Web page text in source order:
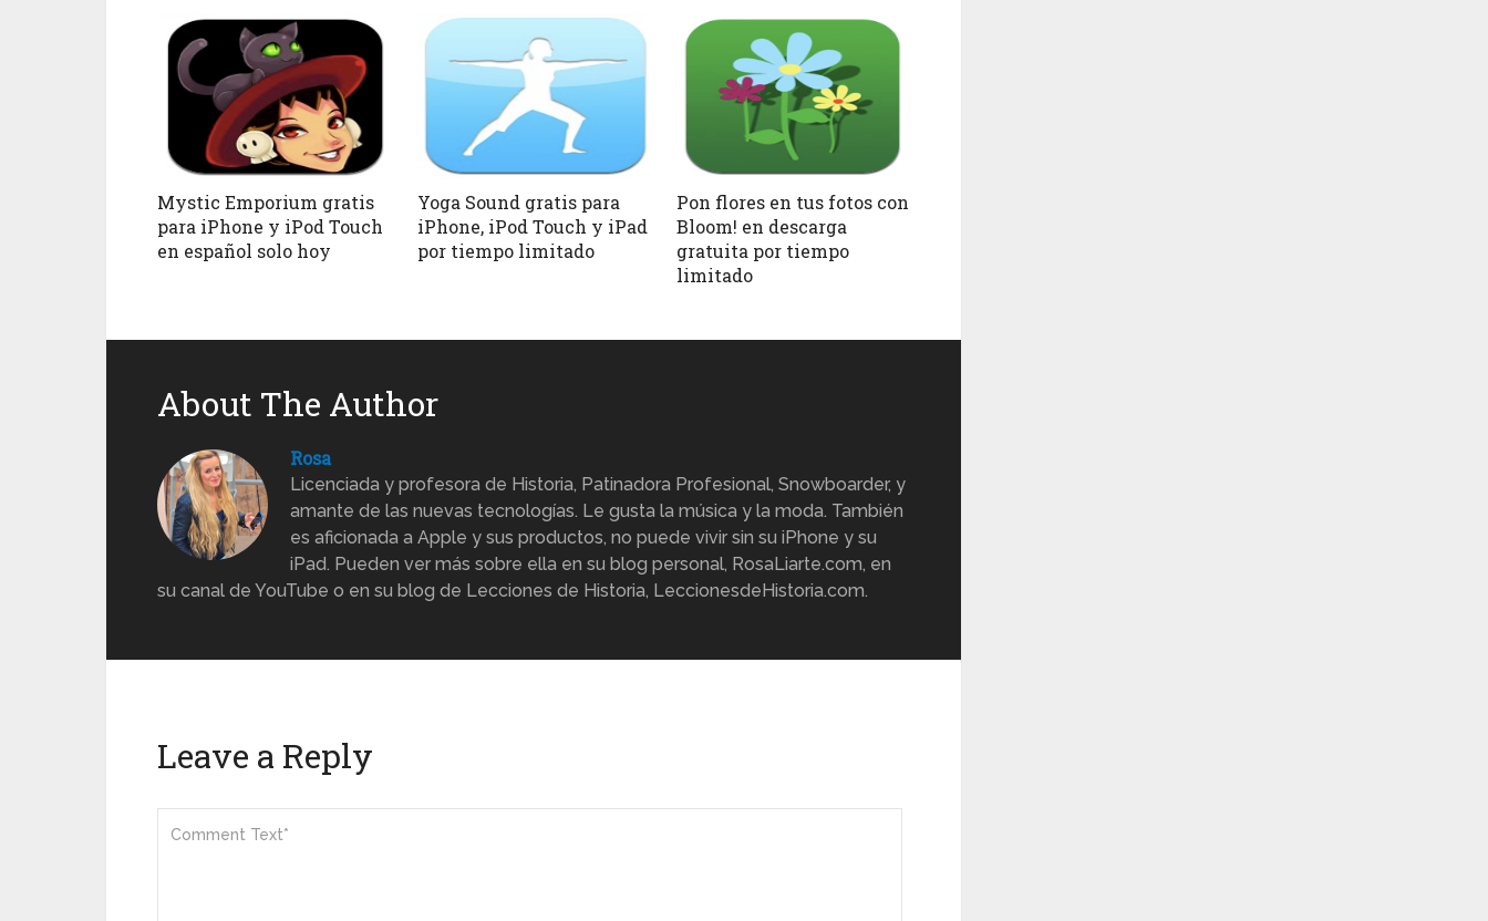
Mystic Emporium gratis
para iPhone y iPod Touch
en español solo hoy
Yoga Sound gratis para
iPhone, iPod Touch y iPad
por tiempo limitado
Pon flores en tus fotos con
Bloom! en descarga
gratuita por tiempo
limitado
About The Author
Rosa
Licenciada y profesora de Historia, Patinadora Profesional, Snowboarder, y
amante de las nuevas tecnologías. Le gusta la música y la moda. También
es aficionada a Apple y sus productos, no puede vivir sin su iPhone y su
iPad. Pueden ver más sobre ella en su blog personal, RosaLiarte.com, en
su canal de YouTube o en su blog de Lecciones de Historia, LeccionesdeHistoria.com.
Leave a Reply